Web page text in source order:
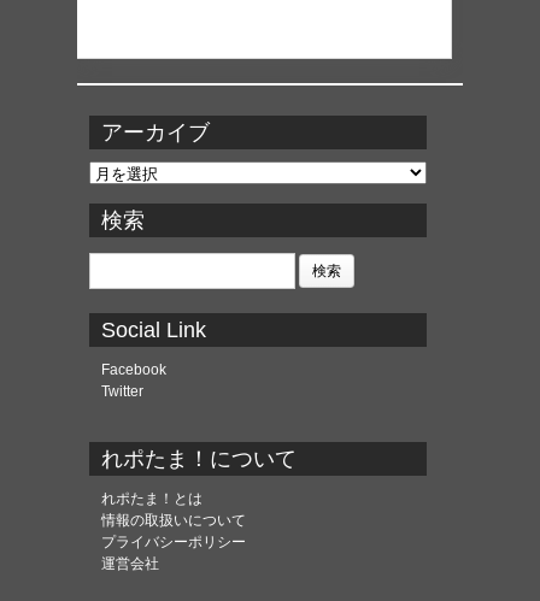
アーカイブ
ア
カ
イ
ブ
検索
検
Social Link
Facebook
Twitter
れポたま！について
れポたま！とは
情報の取扱いについて
プライバシーポリシー
運営会社